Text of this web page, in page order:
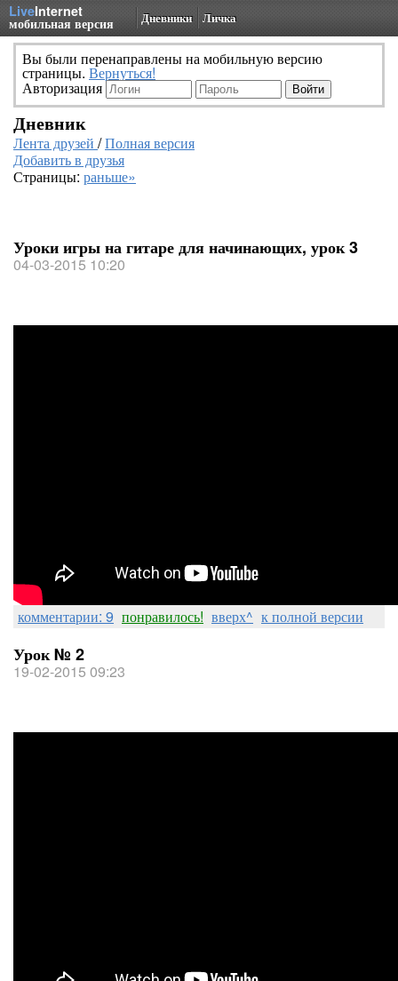
LiveInternet
мобильная версия Дневники Личка
Вы были перенаправлены на мобильную версию
страницы. Вернуться!
Авторизация
Дневник
Лента друзей /Полная версия
Добавить в друзья
Страницы: раньше»
Уроки игры на гитаре для начинающих, урок 3
04-03-2015 10:20
комментарии: 9 понравилось! вверх^ к полной версии
Урок № 2
19-02-2015 09:23